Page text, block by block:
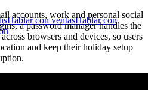
Hablar con ventasHablar con
accounts, work and personal social
a password manager handles the
browsers and devices, so users
and keep their holiday setup